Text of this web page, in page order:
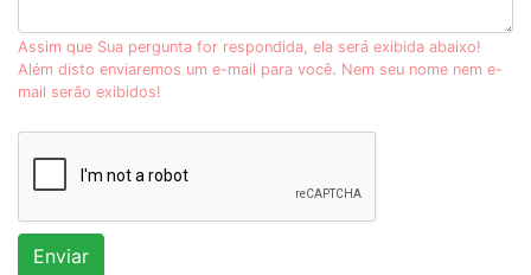
Assim que Sua pergunta for respondida, ela será exibida abaixo!
Além disto enviaremos um e-mail para você. Nem seu nome nem e-
mail serão exibidos!
Enviar